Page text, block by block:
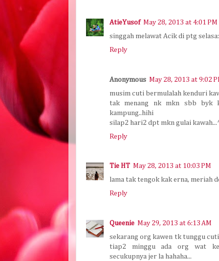
AtieYusof May 28, 2013 at 4:01 PM
singgah melawat Acik di ptg
Reply
Anonymous May 28, 2013 at 9:02
musim cuti bermulalah kenduri
tak menang nk mkn sbb byk
kampung..hihi
silap2 hari2 dpt mkn gulai
Reply
Tie HT May 28, 2013 at 10:03 PM
lama tak tengok kak erna, meriah
Reply
Queenie May 29, 2013 at 6:13 AM
sekarang org kawen tk tunggu
tiap2 minggu ada org wat
secukupnya jer la hahaha...